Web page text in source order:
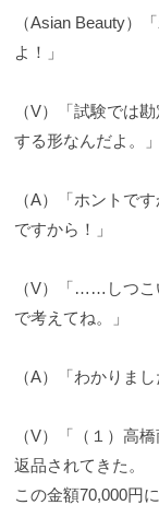
（Asian Beauty）
よ！」
（V）「試験では
する形なんだよ。」
（A）「ホントで
ですから！」
（V）「……しつ
で考えてね。」
（A）「わかりま
（V）「（１）高
返品されてきた。
この金額70,000円